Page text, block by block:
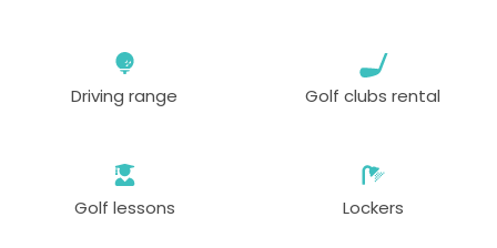
Driving range Golf clubs rental
Golf lessons Lockers